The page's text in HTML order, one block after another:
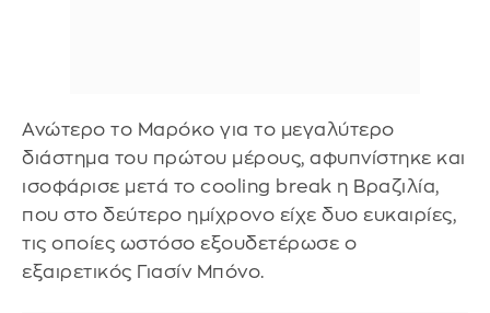
Ανώτερο το Μαρόκο για το μεγαλύτερο
διάστημα του πρώτου μέρους, αφυπνίστηκε και
ισοφάρισε μετά το cooling break η Βραζιλία,
που στο δεύτερο ημίχρονο είχε δυο ευκαιρίες,
τις οποίες ωστόσο εξουδετέρωσε ο
εξαιρετικός Γιασίν Μπόνο.